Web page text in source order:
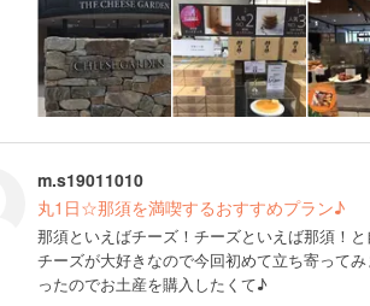
m.s19011010
丸1日☆那須を満喫するおすすめプラン♪
那須といえばチーズ！チーズといえば那須！
チーズが大好きなので今回初めて立ち寄って
ったのでお土産を購入したくて♪